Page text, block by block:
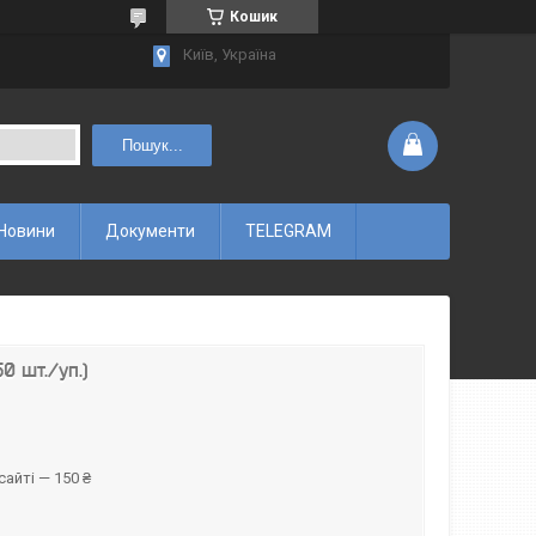
Кошик
Київ, Україна
Пошук...
Документи TELEGRAM
шт./уп.)
— 150 ₴